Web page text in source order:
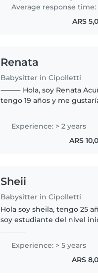
mediodía de lunes a
Desde los 14 años cuide..
Average response time:
ARS
Renata
Babysitter in Cipolletti
⸻ Hola, soy Renata Acuña,
tengo 19 años y me
encanta cuidar chicos
disfruto jugar con ellos,
en lo que necesiten y
Experience: > 2 years
ARS
Sheii
Babysitter in Cipolletti
Hola soy sheila, tengo 25
soy estudiante del nivel
experiencia con bebés y
Experience: > 5 years
ARS